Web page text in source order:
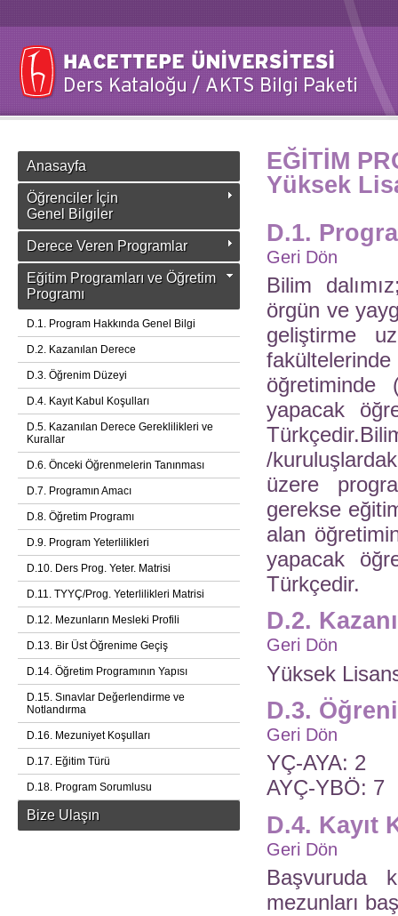
Anasayfa
Öğrenciler İçin
Genel Bilgiler
Derece Veren Programlar
Eğitim Programları ve Öğretim
Programı
D.1. Program Hakkında Genel Bilgi
D.2. Kazanılan Derece
D.3. Öğrenim Düzeyi
D.4. Kayıt Kabul Koşulları
D.5. Kazanılan Derece Gereklilikleri ve
Kurallar
D.6. Önceki Öğrenmelerin Tanınması
D.7. Programın Amacı
D.8. Öğretim Programı
D.9. Program Yeterlilikleri
D.10. Ders Prog. Yeter. Matrisi
D.11. TYYÇ/Prog. Yeterlilikleri Matrisi
D.12. Mezunların Mesleki Profili
D.13. Bir Üst Öğrenime Geçiş
D.14. Öğretim Programının Yapısı
D.15. Sınavlar Değerlendirme ve
Notlandırma
D.16. Mezuniyet Koşulları
D.17. Eğitim Türü
D.18. Program Sorumlusu
Bize Ulaşın
EĞİTİM
Yüksek
D.1.
Geri Dön
Bilim
örgün ve
geliştirme
öğretiminde
yapacak
/
üzere
gerekse
alan
yapacak
Türkçedir.
D.2.
Geri Dön
Yüksek
D.3.
Geri Dön
YÇ-AYA: 2
AYÇ-YBÖ: 7
D.4. Kayıt
Geri Dön
Başvuruda
mezunları